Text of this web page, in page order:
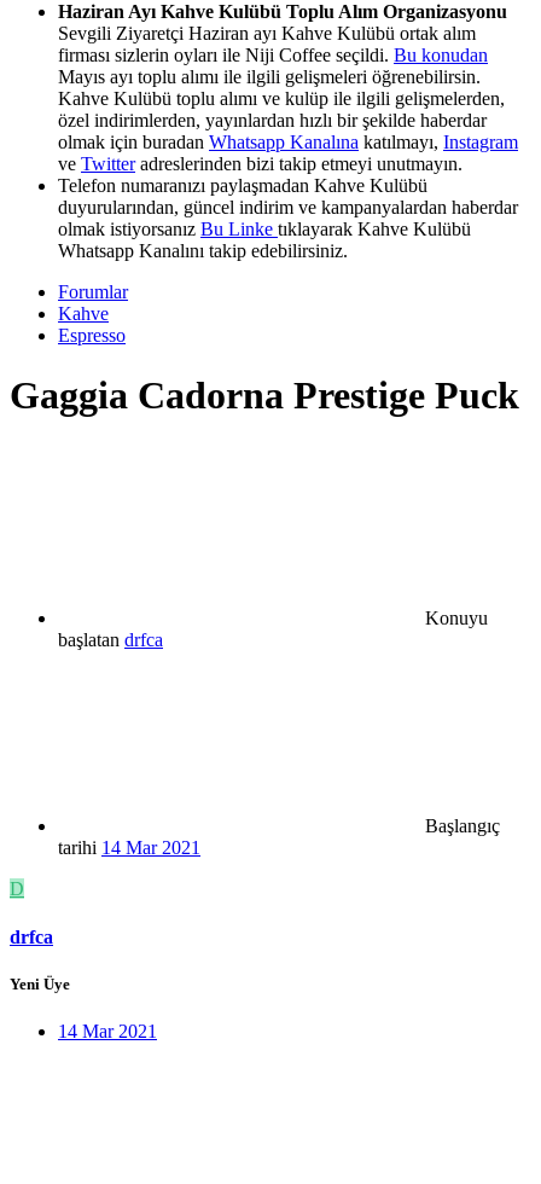
Haziran Ayı Kahve Kulübü Toplu Alım Organizasyonu
Sevgili Ziyaretçi Haziran ayı Kahve Kulübü ortak alım
firması sizlerin oyları ile Niji Coffee seçildi. Bu konudan
Mayıs ayı toplu alımı ile ilgili gelişmeleri öğrenebilirsin.
Kahve Kulübü toplu alımı ve kulüp ile ilgili gelişmelerden,
özel indirimlerden, yayınlardan hızlı bir şekilde haberdar
olmak için buradan Whatsapp Kanalına katılmayı, Instagram
ve Twitteradreslerinden bizi takip etmeyi unutmayın.
Telefon numaranızı paylaşmadan Kahve Kulübü
duyurularından, güncel indirim ve kampanyalardan haberdar
olmak istiyorsanız Bu Linke tıklayarak Kahve Kulübü
Whatsapp Kanalını takip edebilirsiniz.
Forumlar
Kahve
Espresso
Gaggia Cadorna Prestige Puck
Konuyu
başlatan drfca
Başlangıç
tarihi 14 Mar 2021
D
drfca
Yeni Üye
14 Mar 2021